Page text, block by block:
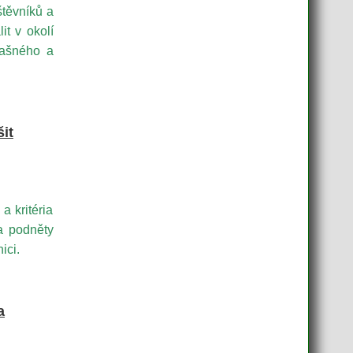
a
v okolí
a
kritéria
podněty